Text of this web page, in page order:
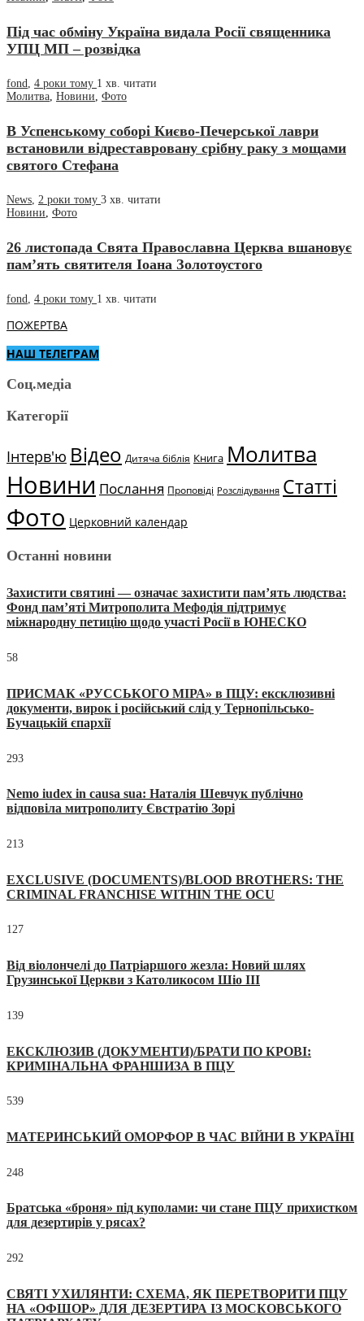
Під час обміну Україна видала Росії священника
УПЦ МП – розвідка
fond 4 роки тому 1 хв. читати
Молитва Новини Фото
В Успенському соборі Києво-Печерської лаври
встановили відреставровану срібну раку з мощами
святого Стефана
News 2 роки тому 3 хв. читати
Новини Фото
26 листопада Свята Православна Церква вшановує
пам’ять святителя Іоана Золотоустого
fond 4 роки тому 1 хв. читати
ПОЖЕРТВА
НАШ ТЕЛЕГРАМ
Соц.медіа
Категорії
Інтерв'ю Відео Дитяча біблія Книга Молитва
Новини Послання Проповіді Розслідування Статті
Фото Церковний календар
Останні новини
Захистити святині — означає захистити пам’ять людства:
Фонд пам’яті Митрополита Мефодія підтримує
міжнародну петицію щодо участі Росії в ЮНЕСКО
58
ПРИСМАК «РУССЬКОГО МІРА» в ПЦУ: ексклюзивні
документи, вирок і російський слід у Тернопільсько-
Бучацькій єпархії
293
Nemo iudex in causa sua: Наталія Шевчук публічно
відповіла митрополиту Євстратію Зорі
213
EXCLUSIVE (DOCUMENTS)/BLOOD BROTHERS: THE
CRIMINAL FRANCHISE WITHIN THE OCU
127
Від віолончелі до Патріаршого жезла: Новий шлях
Грузинської Церкви з Католикосом Шіо III
139
ЕКСКЛЮЗИВ (ДОКУМЕНТИ)/БРАТИ ПО КРОВІ:
КРИМІНАЛЬНА ФРАНШИЗА В ПЦУ
539
МАТЕРИНСЬКИЙ ОМОРФОР В ЧАС ВІЙНИ В УКРАЇНІ
248
Братська «броня» під куполами: чи стане ПЦУ прихистком
для дезертирів у рясах?
292
СВЯТІ УХИЛЯНТИ: СХЕМА, ЯК ПЕРЕТВОРИТИ ПЦУ
НА «ОФШОР» ДЛЯ ДЕЗЕРТИРА ІЗ МОСКОВСЬКОГО